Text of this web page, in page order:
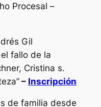
Procesal –
Gil
fallo de la
Cristina s.
– Inscripción
de familia desde